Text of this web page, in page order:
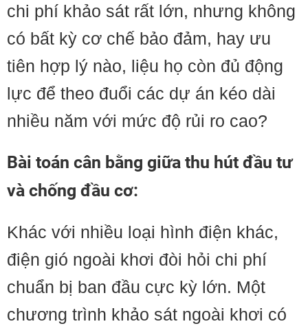
chi phí khảo sát rất lớn, nhưng không
có bất kỳ cơ chế bảo đảm, hay ưu
tiên hợp lý nào, liệu họ còn đủ động
lực để theo đuổi các dự án kéo dài
nhiều năm với mức độ rủi ro cao?
Bài toán cân bằng giữa thu hút đầu tư
và chống đầu cơ:
Khác với nhiều loại hình điện khác,
điện gió ngoài khơi đòi hỏi chi phí
chuẩn bị ban đầu cực kỳ lớn. Một
chương trình khảo sát ngoài khơi có